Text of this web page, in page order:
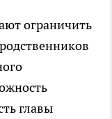
ограничить
главы